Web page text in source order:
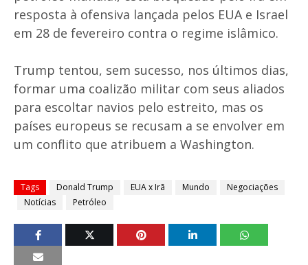
resposta à ofensiva lançada pelos EUA e Israel
em 28 de fevereiro contra o regime islâmico.
Trump tentou, sem sucesso, nos últimos dias,
formar uma coalizão militar com seus aliados
para escoltar navios pelo estreito, mas os
países europeus se recusam a se envolver em
um conflito que atribuem a Washington.
Tags Donald Trump EUA x Irã Mundo
Negociações
Notícias
Petróleo